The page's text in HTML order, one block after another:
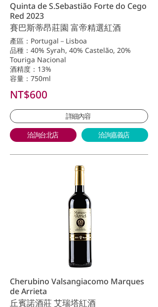
Quinta de S.Sebastião Forte do Cego
Red 2023
賽巴斯蒂昂莊園 富帝精選紅酒
產區：Portugal－Lisboa
品種：40% Syrah, 40% Castelão, 20%
Touriga Nacional
酒精度：13%
容量：750ml
NT$600
詳細內容
洽詢台北店 洽詢嘉義店
Cherubino Valsangiacomo Marques
de Arrieta
丘賓諾酒莊 艾瑞塔紅酒